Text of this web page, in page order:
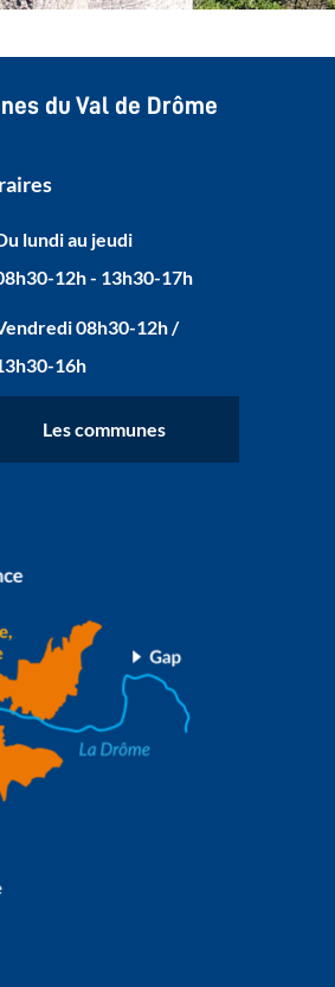
du Val de Drôme
lundi au jeudi
12h - 13h30-17h
08h30-12h /
16h
Les communes